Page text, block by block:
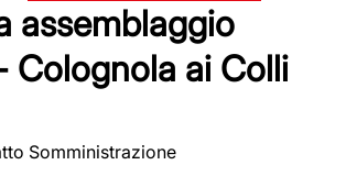
assemblaggio
Colognola ai Colli
Somministrazione